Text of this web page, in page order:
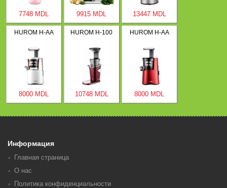
7748 MDL 9915 MDL 13447 MDL
HUROM H-AA
8000 MDL
HUROM H-100
10748 MDL
HUROM H-AA
8000 MDL
Информация
Главная страница
О нас
Политика конфиденциальности